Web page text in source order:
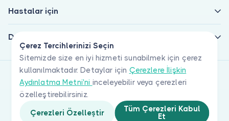
Çerez Tercihlerinizi Seçin
Sitemizde size en iyi hizmeti sunabilmek için çerez
kullanılmaktadır. Detaylar için Çerezlere İlişkin
Aydınlatma Metni'ni inceleyebilir veya çerezleri
özelleştirebilirsiniz.
Çerezleri Özelleştir
Tüm Çerezleri Kabul
Et
Hastalar için
Doktorlar için